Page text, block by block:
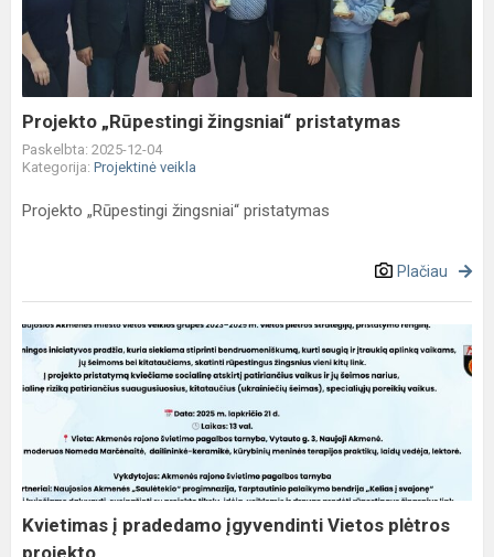
pristatymas
Projekto „Rūpestingi žingsniai“ pristatymas
Paskelbta: 2025-12-04
Kategorija: Projektinė veikla
Projekto „Rūpestingi žingsniai“ pristatymas
Plačiau
Kvietimas
pradedamo
Vietos
projekto
„...
Kvietimas į pradedamo įgyvendinti Vietos plėtros
projekto „...